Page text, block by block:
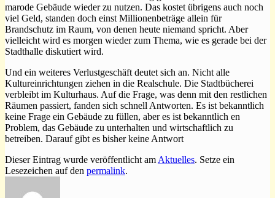
marode Gebäude wieder zu nutzen. Das kostet übrigens auch noch
viel Geld, standen doch einst Millionenbeträge allein für
Brandschutz im Raum, von denen heute niemand spricht. Aber
vielleicht wird es morgen wieder zum Thema, wie es gerade bei der
Stadthalle diskutiert wird.
Und ein weiteres Verlustgeschäft deutet sich an. Nicht alle
Kultureinrichtungen ziehen in die Realschule. Die Stadtbücherei
verbleibt im Kulturhaus. Auf die Frage, was denn mit den restlichen
Räumen passiert, fanden sich schnell Antworten. Es ist bekanntlich
keine Frage ein Gebäude zu füllen, aber es ist bekanntlich en
Problem, das Gebäude zu unterhalten und wirtschaftlich zu
betreiben. Darauf gibt es bisher keine Antwort
Dieser Eintrag wurde veröffentlicht am Aktuelles. Setze ein
Lesezeichen auf den permalink.